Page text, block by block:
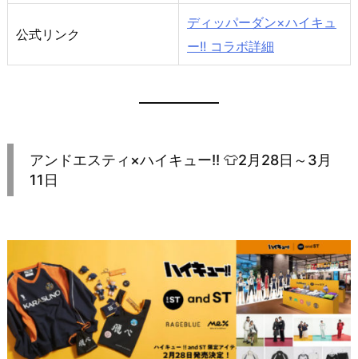
公式リンク
ディッパーダン×ハイキュ
ー!! コラボ詳細
アンドエスティ×ハイキュー!! 👕2月28日～3月
11日